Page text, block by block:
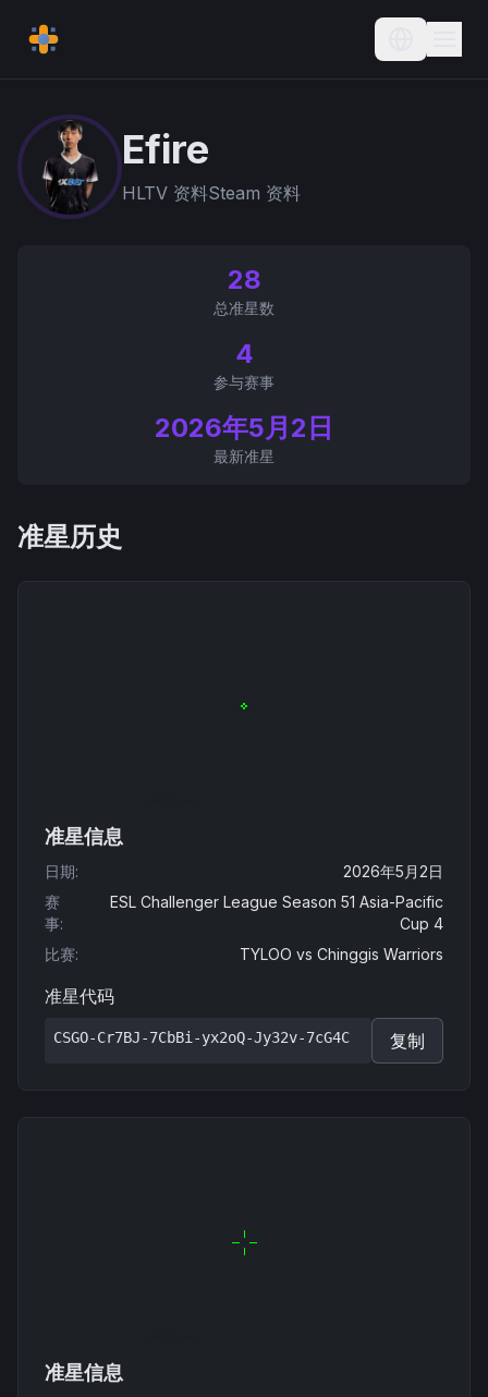
Current
Efire
HLTV 资料Steam 资料
28
总准星数
4
参与赛事
2026年5月2日
最新准星
准星历史
准星信息
日期:
2026年5月2日
赛
事:
ESL Challenger League Season 51 Asia-Pacific
Cup 4
比赛: TYLOO vs Chinggis Warriors
准星代码
CSGO-Cr7BJ-7CbBi-yx2oQ-Jy32v-7cG4C 复制
准星信息